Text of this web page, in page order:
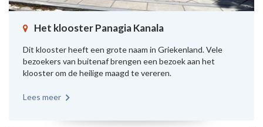
Het klooster Panagia Kanala
Dit klooster heeft een grote naam in Griekenland. Vele
bezoekers van buitenaf brengen een bezoek aan het
klooster om de heilige maagd te vereren.
Lees meer